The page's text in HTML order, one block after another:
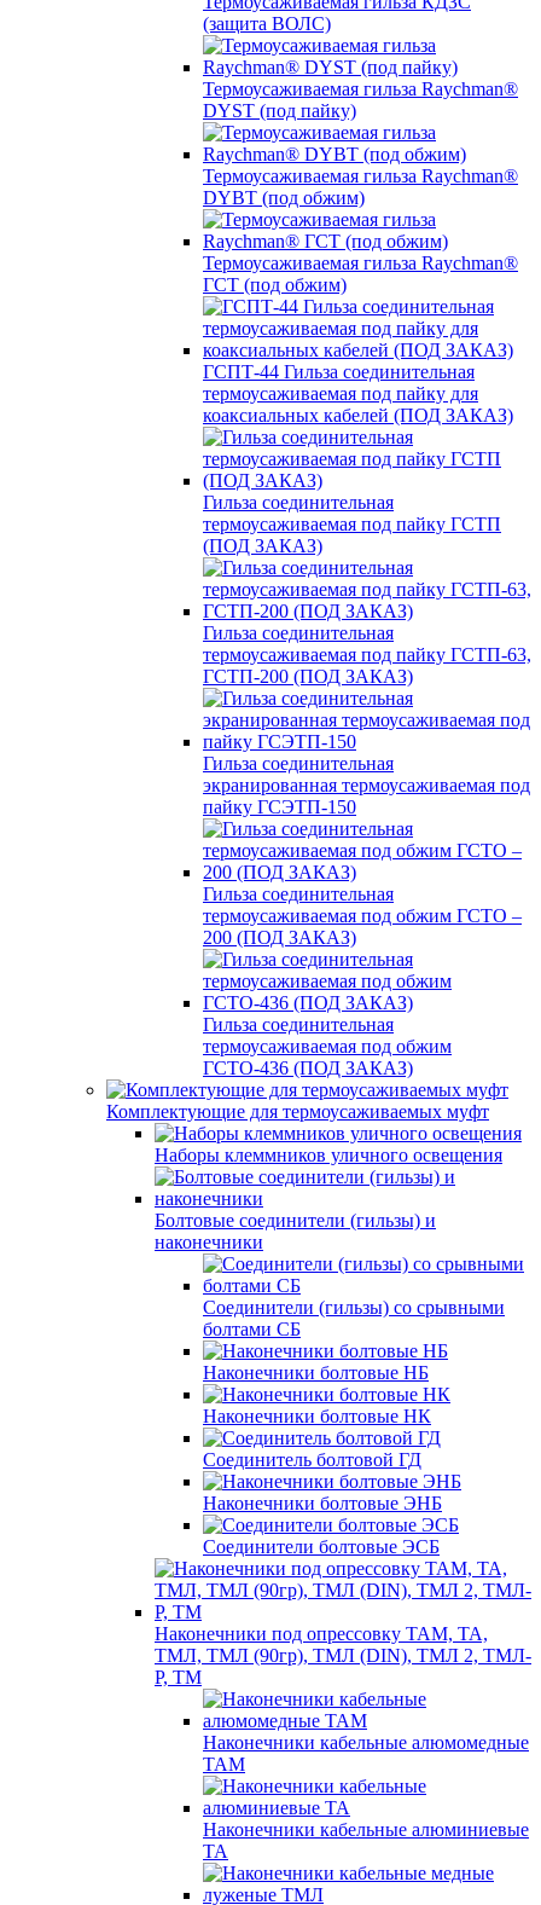
(защита ВОЛС)
Термоусаживаемая гильза Raychman®
DYST (под пайку)
Термоусаживаемая гильза Raychman®
DYBT (под обжим)
Термоусаживаемая гильза Raychman®
ГСТ (под обжим)
ГСПТ-44 Гильза соединительная
термоусаживаемая под пайку для
коаксиальных кабелей (ПОД ЗАКАЗ)
Гильза соединительная
термоусаживаемая под пайку ГСТП
(ПОД ЗАКАЗ)
Гильза соединительная
термоусаживаемая под пайку ГСТП-63,
ГСТП-200 (ПОД ЗАКАЗ)
Гильза соединительная
экранированная термоусаживаемая под
пайку ГСЭТП-150
Гильза соединительная
термоусаживаемая под обжим ГСТО –
200 (ПОД ЗАКАЗ)
Гильза соединительная
термоусаживаемая под обжим
ГСТО-436 (ПОД ЗАКАЗ)
Комплектующие для термоусаживаемых муфт
Наборы клеммников уличного освещения
Болтовые соединители (гильзы) и
наконечники
Соединители (гильзы) со срывными
болтами СБ
Наконечники болтовые НБ
Наконечники болтовые НК
Соединитель болтовой ГД
Наконечники болтовые ЭНБ
Соединители болтовые ЭСБ
Наконечники под опрессовку ТАМ, ТА,
ТМЛ, ТМЛ (90гр), ТМЛ (DIN), ТМЛ 2, ТМЛ-
Р, ТМ
Наконечники кабельные алюмомедные
ТАМ
Наконечники кабельные алюминиевые
ТА